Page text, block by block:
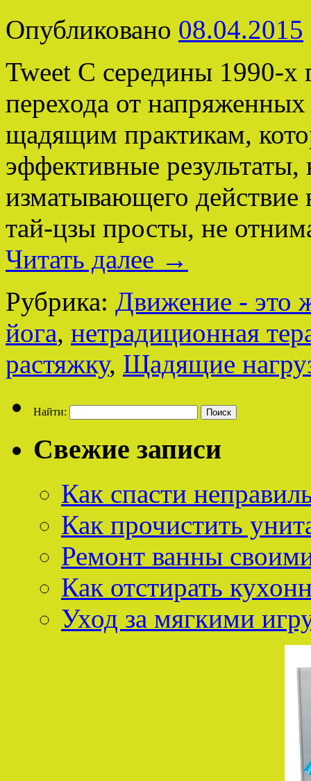
Опубликовано 08.04.2015
Tweet С середины 1990-х
перехода от
щадящим практикам,
эффективные
изматывающего действие
тай-цзы просты, не
Читать далее →
Рубрика: Движение - это
йога, нетрадиционная
растяжку, Щадящие
Найти:
Свежие записи
Как спасти
Как прочистить
Ремонт ванны
Как отстирать
Уход за мягкими